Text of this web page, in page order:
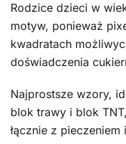
Rodzice dzieci w
motyw, ponieważ
kwadratach
doświadczenia
Najprostsze wzory,
blok trawy i blok
łącznie z